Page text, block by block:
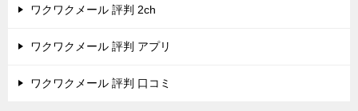
ワクワクメール 評判 2ch
ワクワクメール 評判 アプリ
ワクワクメール 評判 口コミ